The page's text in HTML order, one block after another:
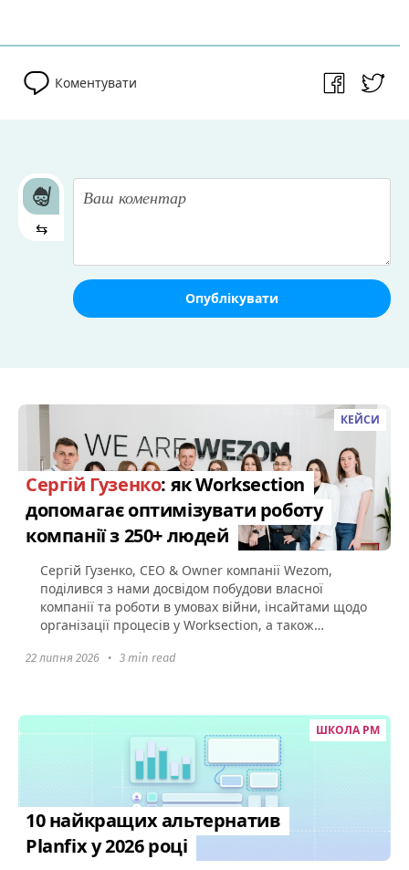
Коментувати
⇆
Опублікувати
КЕЙСИ
Сергій Гузенко: як Worksection
допомагає оптимізувати роботу
компанії з 250+ людей
Сергій Гузенко, CEO & Owner компанії Wezom,
поділився з нами досвідом побудови власної
компанії та роботи в умовах війни, інсайтами щодо
організації процесів у Worksection, а також
22 липня 2026 • 3 min read
ШКОЛА PM
10 найкращих альтернатив
Planfix у 2026 році